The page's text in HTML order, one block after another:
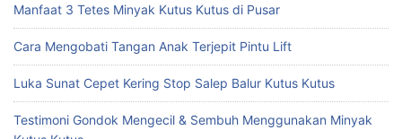
Manfaat 3 Tetes Minyak Kutus Kutus di Pusar
Cara Mengobati Tangan Anak Terjepit Pintu Lift
Luka Sunat Cepet Kering Stop Salep Balur Kutus Kutus
Testimoni Gondok Mengecil & Sembuh Menggunakan Minyak